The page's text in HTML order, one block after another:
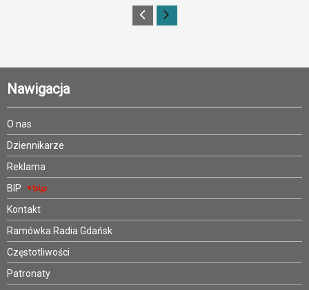
Nawigacja
O nas
Dziennikarze
Reklama
BIP
Kontakt
Ramówka Radia Gdańsk
Częstotliwości
Patronaty